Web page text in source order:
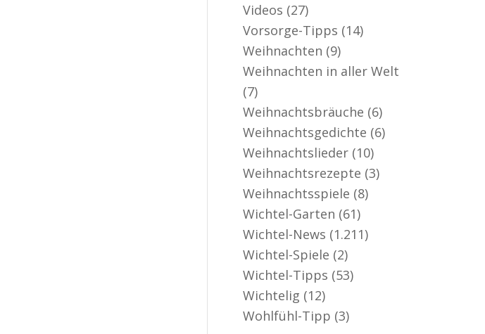
Videos (27)
Vorsorge-Tipps (14)
Weihnachten (9)
Weihnachten in aller Welt
(7)
Weihnachtsbräuche (6)
Weihnachtsgedichte (6)
Weihnachtslieder (10)
Weihnachtsrezepte (3)
Weihnachtsspiele (8)
Wichtel-Garten (61)
Wichtel-News (1.211)
Wichtel-Spiele (2)
Wichtel-Tipps (53)
Wichtelig (12)
Wohlfühl-Tipp (3)